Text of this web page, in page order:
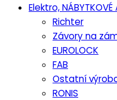
Elektro, NÁBYTKOVÉ
Richter
Závory na
EUROLOCK
FAB
Ostatní
RONIS